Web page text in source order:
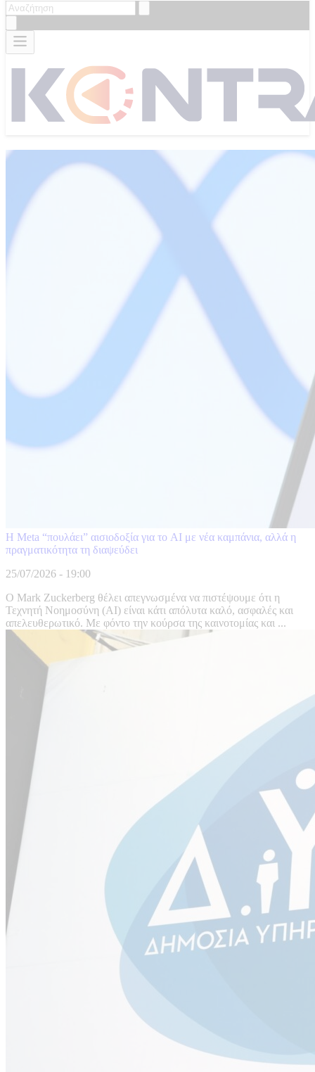
Η Meta “πουλάει” αισιοδοξία για το AI με νέα καμπάνια, αλλά η
πραγματικότητα τη διαψεύδει
25/07/2026 - 19:00
Ο Mark Zuckerberg θέλει απεγνωσμένα να πιστέψουμε ότι η
Τεχνητή Νοημοσύνη (AI) είναι κάτι απόλυτα καλό, ασφαλές και
απελευθερωτικό. Με φόντο την κούρσα της καινοτομίας και ...